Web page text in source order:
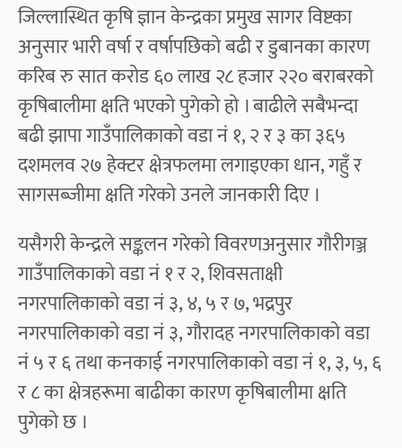
जिल्लास्थित कृषि ज्ञान केन्द्रका प्रमुख सागर विष्टका
अनुसार भारी वर्षा र वर्षापछिको बढी र डुबानका कारण
करिब रु सात करोड ६० लाख २८ हजार २२० बराबरको
कृषिबालीमा क्षति भएको पुगेको हो । बाढीले सबैभन्दा
बढी झापा गाउँपालिकाको वडा नं १, २ र ३ का ३६५
दशमलव २७ हेक्टर क्षेत्रफलमा लगाइएका धान, गहुँ र
सागसब्जीमा क्षति गरेको उनले जानकारी दिए ।
यसैगरी केन्द्रले सङ्कलन गरेको विवरणअनुसार गौरीगञ्ज
गाउँपालिकाको वडा नं १ र २, शिवसताक्षी
नगरपालिकाको वडा नं ३, ४, ५ र ७, भद्रपुर
नगरपालिकाको वडा नं ३, गौरादह नगरपालिकाको वडा
नं ५ र ६ तथा कनकाई नगरपालिकाको वडा नं १, ३, ५, ६
र ८ का क्षेत्रहरूमा बाढीका कारण कृषिबालीमा क्षति
पुगेको छ ।